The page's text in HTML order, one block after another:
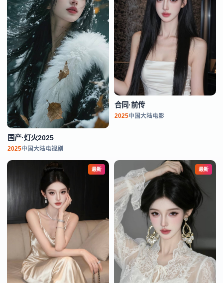
国产·灯火2025
2025中国大陆电视剧
合同·前传
2025中国大陆电影
最新 最新